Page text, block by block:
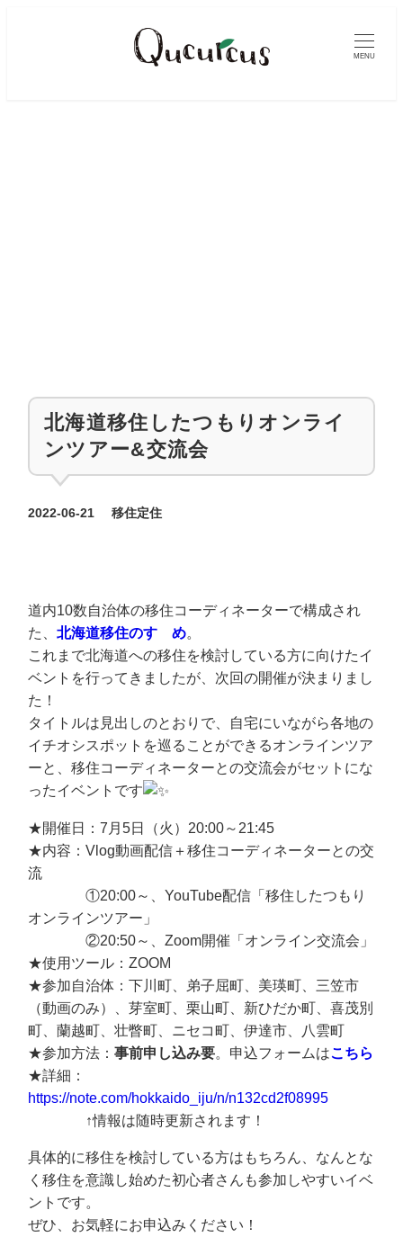
MENU
北海道移住したつもりオンライ
ンツアー&交流会
投稿日
2022-06-21 カテゴリー
移住定住
道内10数自治体の移住コーディネーターで構成され
た、北海道移住のすゝめ。
これまで北海道への移住を検討している方に向けたイ
ベントを行ってきましたが、次回の開催が決まりまし
た！
タイトルは見出しのとおりで、自宅にいながら各地の
イチオシスポットを巡ることができるオンラインツア
ーと、移住コーディネーターとの交流会がセットにな
ったイベントです
★開催日：7月5日（火）20:00～21:45
★内容：Vlog動画配信＋移住コーディネーターとの交
流
①20:00～、YouTube配信「移住したつもり
オンラインツアー」
②20:50～、Zoom開催「オンライン交流会」
★使用ツール：ZOOM
★参加自治体：下川町、弟子屈町、美瑛町、三笠市
（動画のみ）、芽室町、栗山町、新ひだか町、喜茂別
町、蘭越町、壮瞥町、ニセコ町、伊達市、八雲町
★参加方法：事前申し込み要。申込フォームはこちら
★詳細：
https://note.com/hokkaido_iju/n/n132cd2f08995
↑情報は随時更新されます！
具体的に移住を検討している方はもちろん、なんとな
く移住を意識し始めた初心者さんも参加しやすいイベ
ントです。
ぜひ、お気軽にお申込みください！